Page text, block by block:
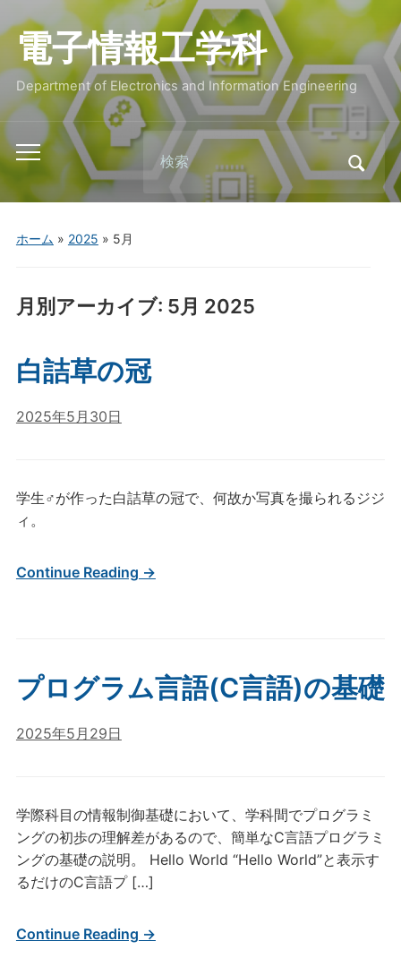
電子情報工学科
Department of Electronics and Information Engineering
Toggle
mobile
menu
Search
for:
ホーム » 2025 » 5月
月別アーカイブ: 5月 2025
白詰草の冠
2025年5月30日
学生♂が作った白詰草の冠で、何故か写真を撮られるジジ
ィ。
Continue Reading →
プログラム言語(C言語)の基礎
2025年5月29日
学際科目の情報制御基礎において、学科間でプログラミ
ングの初歩の理解差があるので、簡単なC言語プログラミ
ングの基礎の説明。 Hello World “Hello World”と表示す
るだけのC言語プ […]
Continue Reading →